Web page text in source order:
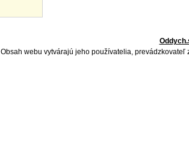
Obsah webu vytvárajú jeho používatelia,